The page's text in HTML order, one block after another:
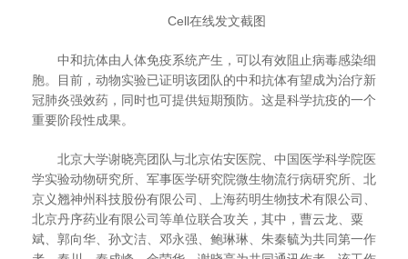
Cell在线发文截图
中和抗体由人体免疫系统产生，可以有效阻止病毒感染细
胞。目前，动物实验已证明该团队的中和抗体有望成为治疗新
冠肺炎强效药，同时也可提供短期预防。这是科学抗疫的一个
重要阶段性成果。
北京大学谢晓亮团队与北京佑安医院、中国医学科学院医
学实验动物研究所、军事医学研究院微生物流行病研究所、北
京义翘神州科技股份有限公司、上海药明生物技术有限公司、
北京丹序药业有限公司等单位联合攻关，其中，曹云龙、粟
斌、郭向华、孙文洁、邓永强、鲍琳琳、朱秦毓为共同第一作